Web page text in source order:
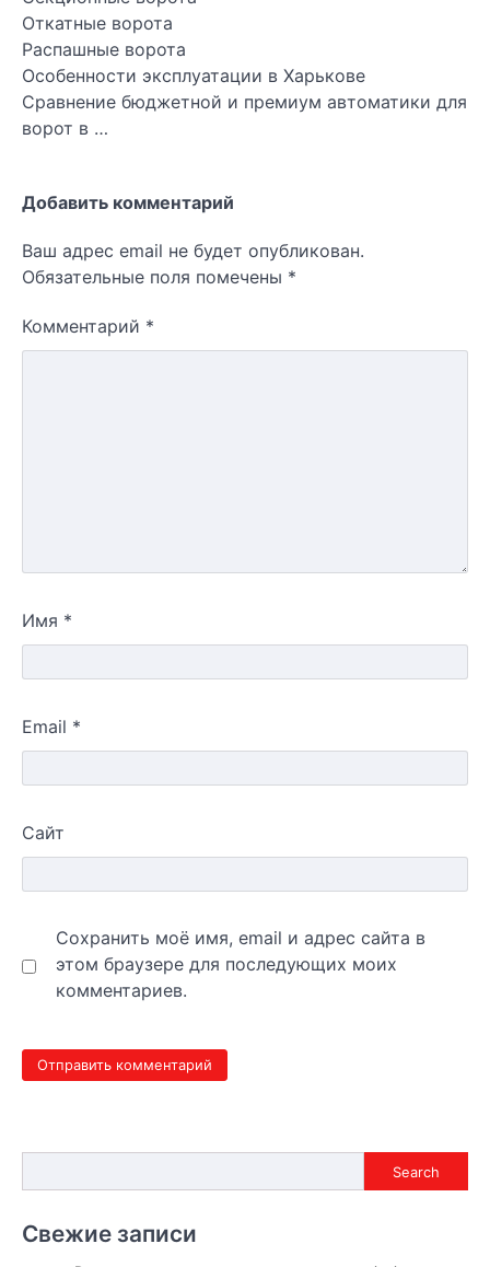
Откатные ворота
Распашные ворота
Особенности эксплуатации в Харькове
Сравнение бюджетной и премиум автоматики для
ворот в …
Добавить комментарий
Ваш адрес email не будет опубликован.
Обязательные поля помечены *
Комментарий *
Имя *
Email *
Сайт
Сохранить моё имя, email и адрес сайта в
этом браузере для последующих моих
комментариев.
Search
Свежие записи